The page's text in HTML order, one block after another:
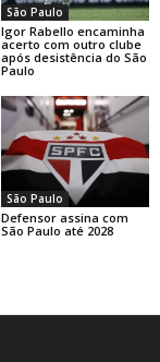
São Paulo
Igor Rabello encaminha
acerto com outro clube
após desistência do São
Paulo
São Paulo
Defensor assina com
São Paulo até 2028